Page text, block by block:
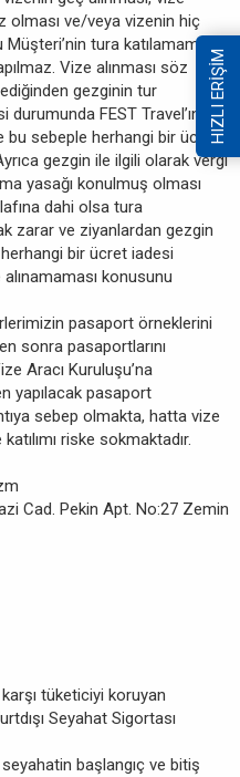
ve/veya vizenin hiç
tura katılamaması
Vize alınması söz
gezginin tur
FEST Travel’ın
bu sebeple herhangi bir ücret
gezgin ile ilgili olarak vergi
yasağı konulmuş olması
dahi olsa tura
zarar ve ziyanlardan gezgin
bir ücret iadesi
konusunu
pasaport örneklerini
sonra pasaportlarını
Aracı Kuruluşu’na
yapılacak pasaport
sebep olmakta, hatta vize
riske sokmaktadır.
Cad. Pekin Apt. No:27 Zemin
tüketiciyi koruyan
Seyahat Sigortası
seyahatin başlangıç ve bitiş
HIZLI ERİŞİM